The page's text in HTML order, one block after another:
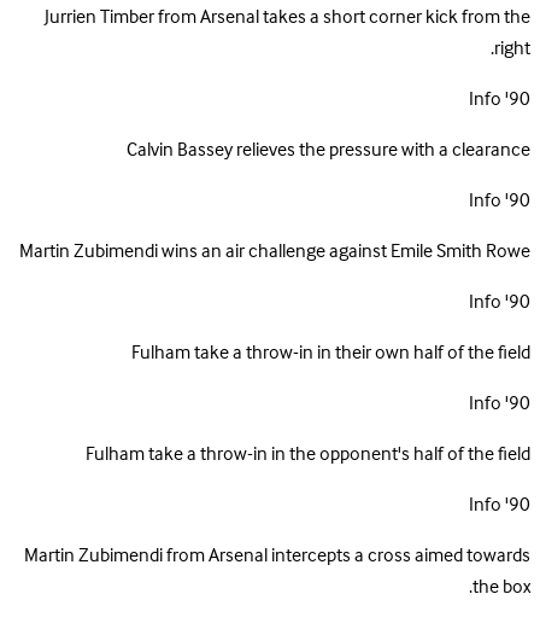
Jurrien Timber from Arsenal takes a short corner kick from the
right.
90'
Info
Calvin Bassey relieves the pressure with a clearance
90'
Info
Martin Zubimendi wins an air challenge against Emile Smith Rowe
90'
Info
Fulham take a throw-in in their own half of the field
90'
Info
Fulham take a throw-in in the opponent's half of the field
90'
Info
Martin Zubimendi from Arsenal intercepts a cross aimed towards
the box.